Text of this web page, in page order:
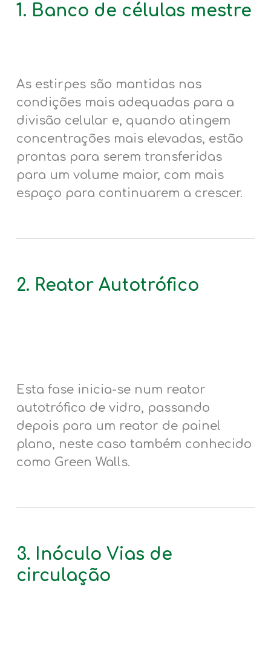
1. Banco de células mestre
As estirpes são mantidas nas
condições mais adequadas para a
divisão celular e, quando atingem
concentrações mais elevadas, estão
prontas para serem transferidas
para um volume maior, com mais
espaço para continuarem a crescer.
2. Reator Autotrófico
Esta fase inicia-se num reator
autotrófico de vidro, passando
depois para um reator de painel
plano, neste caso também conhecido
como Green Walls.
3. Inóculo Vias de
circulação